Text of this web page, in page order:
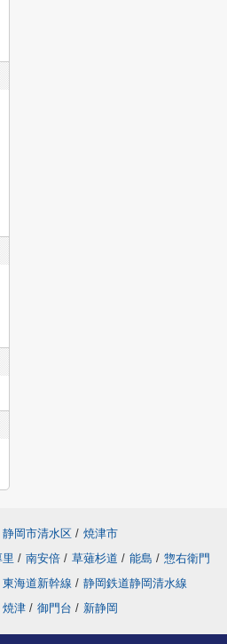
静岡市清水区 / 焼津市
里 / 南安倍 / 草薙杉道 / 能島 / 惣右衛門
東海道新幹線 / 静岡鉄道静岡清水線
焼津 / 御門台 / 新静岡